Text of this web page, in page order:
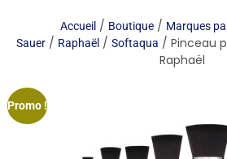
Accueil/ Boutique/ Marques
Sauer / Raphaël / Softaqua / Pinceau
Raphaël
Promo !